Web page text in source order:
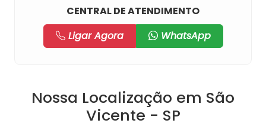
CENTRAL DE ATENDIMENTO
Ligar Agora
WhatsApp
Nossa Localização em São
Vicente - SP